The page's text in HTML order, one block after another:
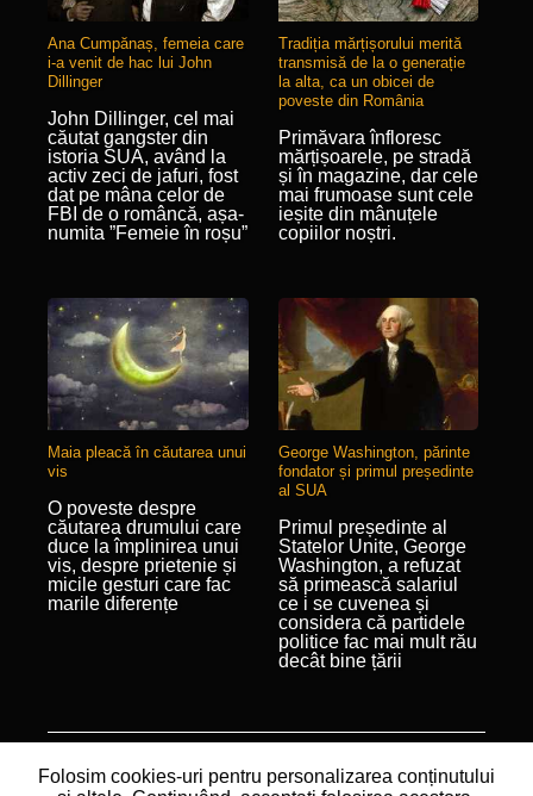
Ana Cumpănaș, femeia care
i-a venit de hac lui John
Dillinger
John Dillinger, cel mai
căutat gangster din
istoria SUA, având la
activ zeci de jafuri, fost
dat pe mâna celor de
FBI de o româncă, așa-
numita ”Femeie în roșu”
Tradiția mărțișorului merită
transmisă de la o generație
la alta, ca un obicei de
poveste din România
Primăvara înfloresc
mărțișoarele, pe stradă
și în magazine, dar cele
mai frumoase sunt cele
ieșite din mânuțele
copiilor noștri.
Maia pleacă în căutarea unui
vis
O poveste despre
căutarea drumului care
duce la împlinirea unui
vis, despre prietenie și
micile gesturi care fac
marile diferențe
George Washington, părinte
fondator și primul președinte
al SUA
Primul președinte al
Statelor Unite, George
Washington, a refuzat
să primească salariul
ce i se cuvenea și
considera că partidele
politice fac mai mult rău
decât bine țării
© 2020 Toate drepturile rezervatePUBLIMIX INC.
|
Termeni și condiții|Politica de confidențialitate|
Folosim cookies-uri pentru personalizarea conținutului